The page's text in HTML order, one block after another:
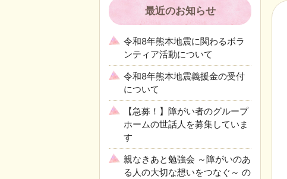
最近のお知らせ
令和8年熊本地震に関わるボラ
ンティア活動について
令和8年熊本地震義援金の受付
について
【急募！】障がい者のグループ
ホームの世話人を募集していま
す
親なきあと勉強会 ～障がいのあ
る人の大切な想いをつなぐ～ の